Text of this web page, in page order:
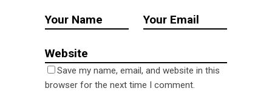
Save my name, email, and website in this
browser for the next time I comment.